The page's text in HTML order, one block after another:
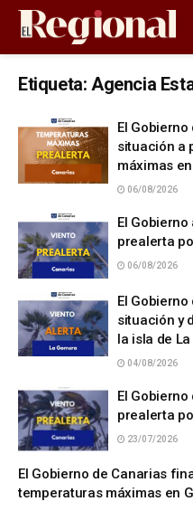
Etiqueta: Agencia
El
situación a
máximas
06/08/2026
El
prealerta
06/08/2026
El
situación y
la isla de
04/08/2026
El
prealerta
23/07/2026
El Gobierno de Canarias
temperaturas máximas en